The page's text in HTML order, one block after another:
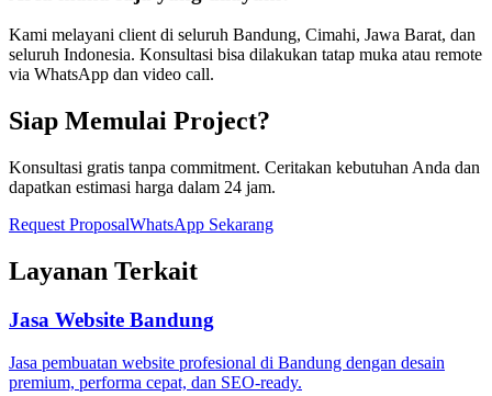
Kami melayani client di seluruh Bandung, Cimahi, Jawa Barat, dan
seluruh Indonesia. Konsultasi bisa dilakukan tatap muka atau remote
via WhatsApp dan video call.
Siap Memulai Project?
Konsultasi gratis tanpa commitment. Ceritakan kebutuhan Anda dan
dapatkan estimasi harga dalam 24 jam.
Request ProposalWhatsApp Sekarang
Layanan Terkait
Jasa Website Bandung
Jasa pembuatan website profesional di Bandung dengan desain
premium, performa cepat, dan SEO-ready.